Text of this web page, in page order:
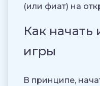
(или фиат) на
Как начать
игры
В принципе,